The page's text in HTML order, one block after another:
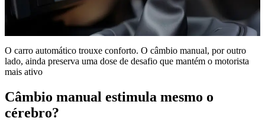
O carro automático trouxe conforto. O câmbio manual, por outro
lado, ainda preserva uma dose de desafio que mantém o motorista
mais ativo
Câmbio manual estimula mesmo o
cérebro?